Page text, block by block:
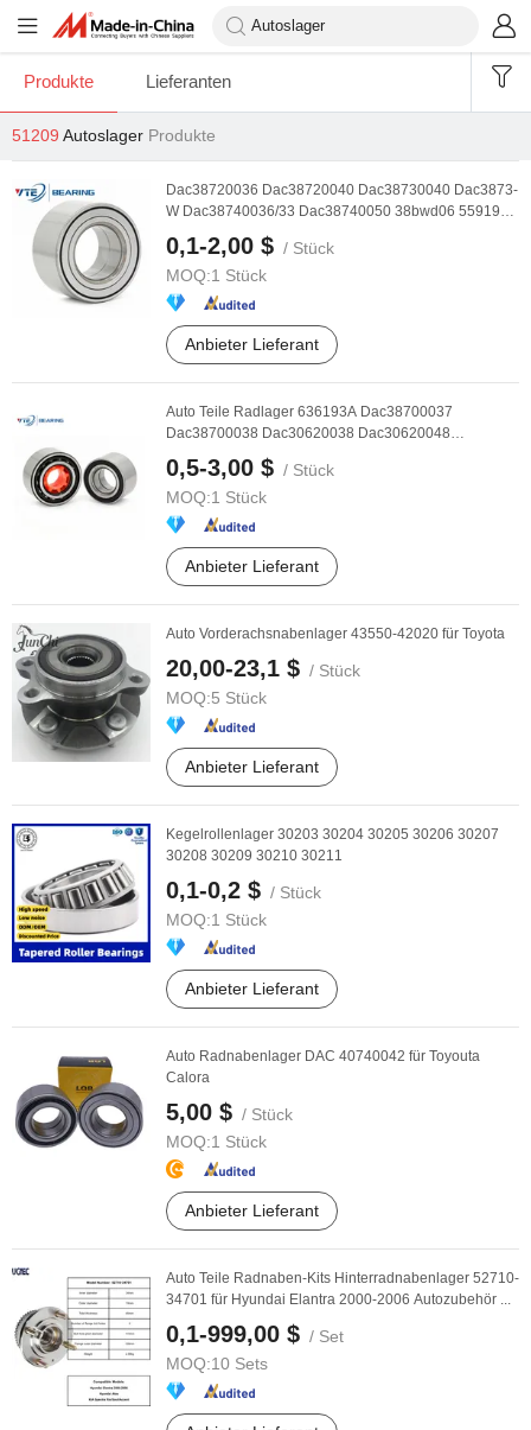
Produkte Lieferanten
51209 Autoslager Produkte
Dac38720036 Dac38720040 Dac38730040 Dac3873-
W Dac38740036/33 Dac38740050 38bwd06 559192
0,1-2,00 $ / Stück
MOQ:1 Stück
Anbieter Lieferant
Auto Teile Radlager 636193A Dac38700037
Dac38700038 Dac30620038 Dac30620048
Dac40800040 Du396837 ...
0,5-3,00 $ / Stück
MOQ:1 Stück
Anbieter Lieferant
Auto Vorderachsnabenlager 43550-42020 für Toyota
20,00-23,1 $ / Stück
MOQ:5 Stück
Anbieter Lieferant
Kegelrollenlager 30203 30204 30205 30206 30207
30208 30209 30210 30211
0,1-0,2 $ / Stück
MOQ:1 Stück
Anbieter Lieferant
Auto Radnabenlager DAC 40740042 für Toyouta
Calora
5,00 $ / Stück
MOQ:1 Stück
Anbieter Lieferant
Auto Teile Radnaben-Kits Hinterradnabenlager 52710-
34701 für Hyundai Elantra 2000-2006 Autozubehör ...
0,1-999,00 $ / Set
MOQ:10 Sets